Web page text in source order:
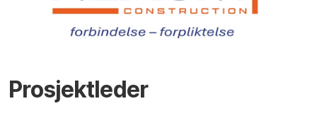
Prosjektleder